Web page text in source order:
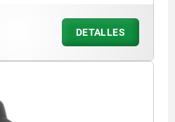
DETALLES